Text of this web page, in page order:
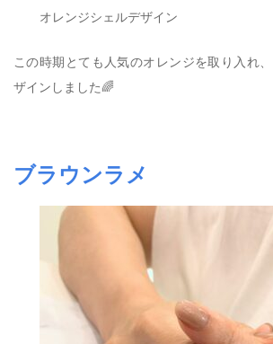
オレンジシェルデザイン
この時期とても人気のオレンジを取り入れ
ザインしました🌈
ブラウンラメ